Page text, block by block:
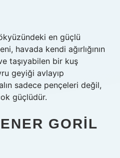
en güçlü
havada kendi ağırlığının
taşıyabilen bir kuş
geyiği avlayıp
sadece pençeleri değil,
güçlüdür.
GORIL